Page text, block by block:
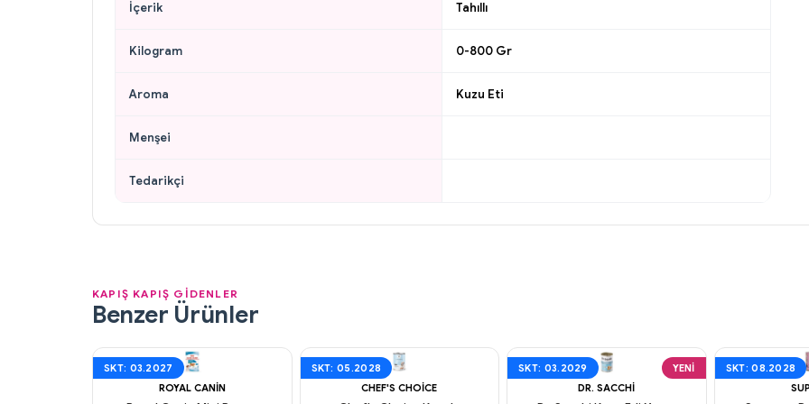
İçerik Tahıllı
Kilogram 0-800 Gr
Aroma Kuzu Eti
Menşei
Tedarikçi
KAPIŞ KAPIŞ GİDENLER
Benzer Ürünler
SKT: 03.2027
ROYAL CANIN
SKT: 05.2028
CHEF'S CHOICE
SKT: 03.2029
YENI
DR. SACCHI
SKT: 08.2028